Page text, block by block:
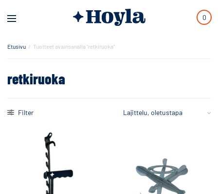
0
Etusivu / Tuotteet avainsanalla “retkiruoka”
retkiruoka
Filter